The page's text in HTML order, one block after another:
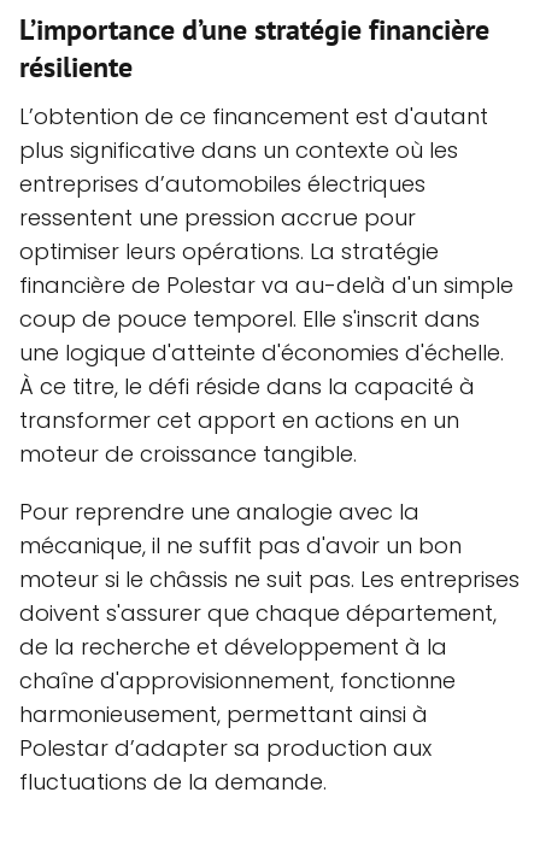
L’importance d’une stratégie financière
résiliente
L’obtention de ce financement est d'autant
plus significative dans un contexte où les
entreprises d’automobiles électriques
ressentent une pression accrue pour
optimiser leurs opérations. La stratégie
financière de Polestar va au-delà d'un simple
coup de pouce temporel. Elle s'inscrit dans
une logique d'atteinte d'économies d'échelle.
À ce titre, le défi réside dans la capacité à
transformer cet apport en actions en un
moteur de croissance tangible.
Pour reprendre une analogie avec la
mécanique, il ne suffit pas d'avoir un bon
moteur si le châssis ne suit pas. Les entreprises
doivent s'assurer que chaque département,
de la recherche et développement à la
chaîne d'approvisionnement, fonctionne
harmonieusement, permettant ainsi à
Polestar d’adapter sa production aux
fluctuations de la demande.